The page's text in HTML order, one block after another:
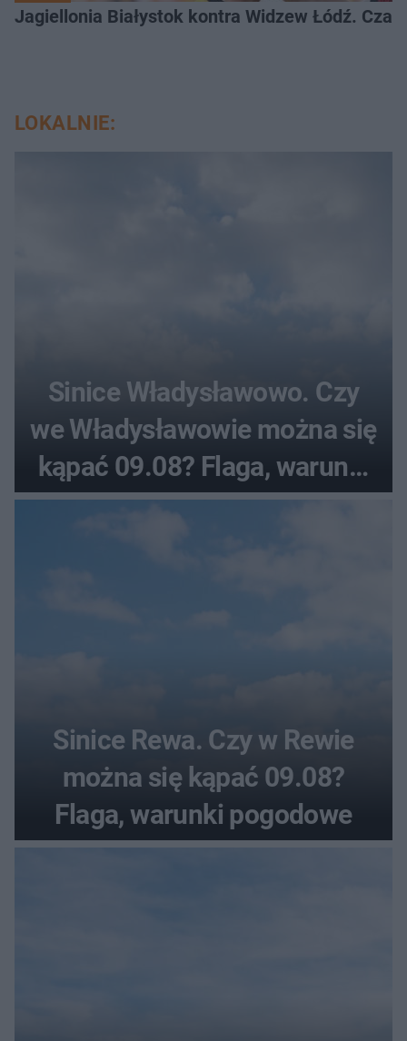
Jagiellonia Białystok kontra Widzew Łódź.
LOKALNIE:
Sinice Władysławowo. Czy
we Władysławowie można się
kąpać 09.08? Flaga, warunki
pogodowe
Sinice Rewa. Czy w Rewie
można się kąpać 09.08?
Flaga, warunki pogodowe